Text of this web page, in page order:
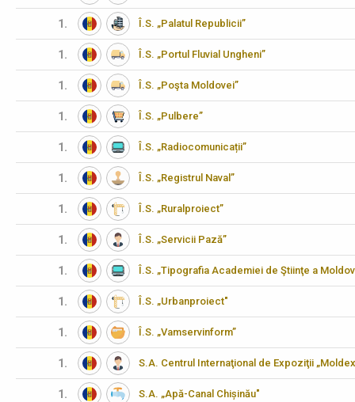
1. Î.S. „Palatul Republicii”
1. Î.S. „Portul Fluvial Ungheni”
1. Î.S. „Poşta Moldovei”
1. Î.S. „Pulbere”
1. Î.S. „Radiocomunicații”
1. Î.S. „Registrul Naval”
1. Î.S. „Ruralproiect”
1. Î.S. „Servicii Pază”
1. Î.S. „Tipografia Academiei de Ştiinţe a
1. Î.S. „Urbanproiect"
1. Î.S. „Vamservinform”
1. S.A. Centrul Internaţional de Expoziţii
1. S.A. „Apă-Canal Chișinău"